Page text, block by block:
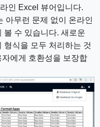
인 Excel 뷰어입니다.
아무런 문제 없이 온라인
볼 수 있습니다. 새로운
형식을 모두 처리하는 것
에게 호환성을 보장합